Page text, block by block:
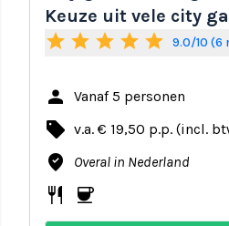
Keuze uit vele city
star star star star star 9.0/
person Vanaf 5 personen
local_offer v.a. € 19,50 p.p. (incl.
where_to_vote Overal in Nederland
restaurant coffee